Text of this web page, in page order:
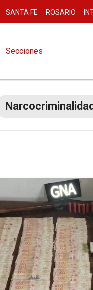
SANTA FE ROSARIO
Secciones
Narcocriminalidad